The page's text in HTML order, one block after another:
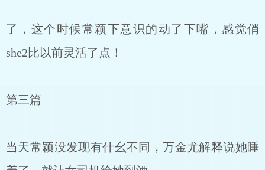
了，这个时候常颖下意识的动了下嘴，感觉俏
she2比以前灵活了点！
第三篇
当天常颖没发现有什幺不同，万金尤解释说她睡